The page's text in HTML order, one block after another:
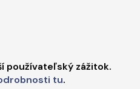
používateľský zážitok.
tu.